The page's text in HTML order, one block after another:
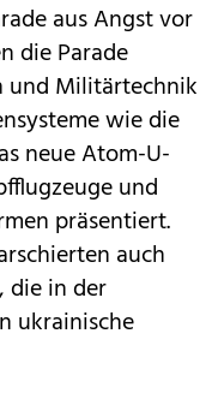
aus Angst vor
die Parade
und Militärtechnik
wie die
neue Atom-U-
und
präsentiert.
auch
die in der
ukrainische